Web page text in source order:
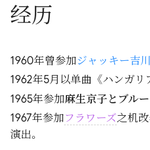
经历
1960年曾参加ジャッキー吉
1962年5月以单曲《ハンガリ
1965年参加麻生京子とブル
1967年参加フラワーズ之机
演出。